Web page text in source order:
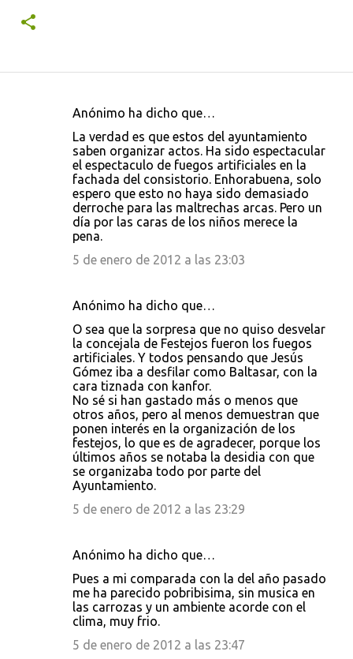
Anónimo ha dicho que…
La verdad es que estos del ayuntamiento
saben organizar actos. Ha sido espectacular
el espectaculo de fuegos artificiales en la
fachada del consistorio. Enhorabuena, solo
espero que esto no haya sido demasiado
derroche para las maltrechas arcas. Pero un
día por las caras de los niños merece la
pena.
5 de enero de 2012 a las 23:03
Anónimo ha dicho que…
O sea que la sorpresa que no quiso desvelar
la concejala de Festejos fueron los fuegos
artificiales. Y todos pensando que Jesús
Gómez iba a desfilar como Baltasar, con la
cara tiznada con kanfor.
No sé si han gastado más o menos que
otros años, pero al menos demuestran que
ponen interés en la organización de los
festejos, lo que es de agradecer, porque los
últimos años se notaba la desidia con que
se organizaba todo por parte del
Ayuntamiento.
5 de enero de 2012 a las 23:29
Anónimo ha dicho que…
Pues a mi comparada con la del año pasado
me ha parecido pobribisima, sin musica en
las carrozas y un ambiente acorde con el
clima, muy frio.
5 de enero de 2012 a las 23:47